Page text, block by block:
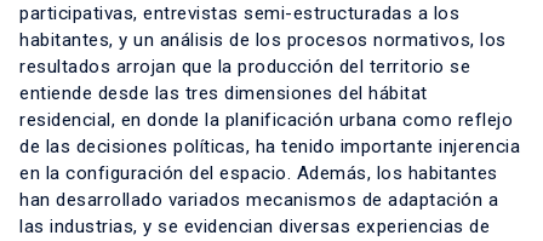
participativas, entrevistas semi-estructuradas a los
habitantes, y un análisis de los procesos normativos, los
resultados arrojan que la producción del territorio se
entiende desde las tres dimensiones del hábitat
residencial, en donde la planificación urbana como reflejo
de las decisiones políticas, ha tenido importante injerencia
en la configuración del espacio. Además, los habitantes
han desarrollado variados mecanismos de adaptación a
las industrias, y se evidencian diversas experiencias de